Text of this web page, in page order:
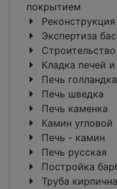
покрытием
Экспертиза
Кладка печей
Печь голландка
Печь шведка
Печь каменка
Камин угловой
Печь - камин
Печь русская
Постройка
Труба